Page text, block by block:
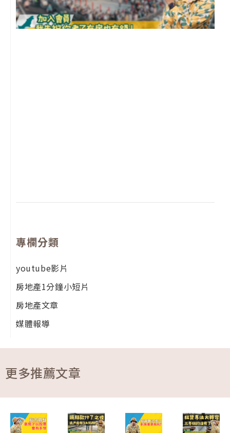
專欄分類
youtube影片
房地產1分鐘小短片
房地產文章
媒體報導
更多推薦文章